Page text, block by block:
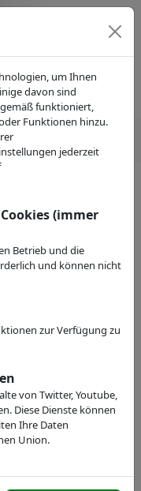
um Ihnen
davon sind
funktioniert,
Funktionen hinzu.
jederzeit
(immer
Betrieb und die
und können nicht
zur Verfügung zu
von Twitter, Youtube,
Diese Dienste können
Ihre Daten
Union.